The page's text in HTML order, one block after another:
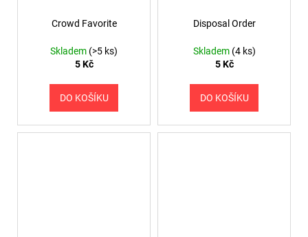
Crowd Favorite
Skladem (>5 ks)
5 Kč
DO KOŠÍKU
Disposal Order
Skladem (4 ks)
5 Kč
DO KOŠÍKU